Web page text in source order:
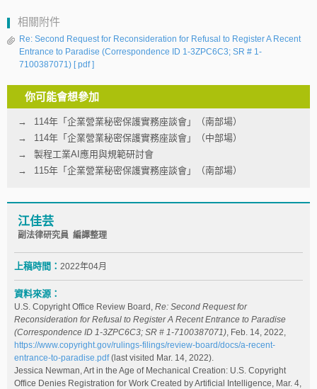
相關附件
Re: Second Request for Reconsideration for Refusal to Register A Recent
Entrance to Paradise (Correspondence ID 1-3ZPC6C3; SR # 1-
7100387071) [ pdf ]
你可能會想參加
114年「企業營業秘密保護實務座談會」（南部場）
114年「企業營業秘密保護實務座談會」（中部場）
製程工業AI應用與規範研討會
115年「企業營業秘密保護實務座談會」（南部場）
江佳芸
副法律研究員 編譯整理
上稿時間： 2022年04月
資料來源：
U.S. Copyright Office Review Board, Re: Second Request for
Reconsideration for Refusal to Register A Recent Entrance to Paradise
(Correspondence ID 1-3ZPC6C3; SR # 1-7100387071) , Feb. 14, 2022,
https://www.copyright.gov/rulings-filings/review-board/docs/a-recent-
entrance-to-paradise.pdf(last visited Mar. 14, 2022).
Jessica Newman, Art in the Age of Mechanical Creation: U.S. Copyright
Office Denies Registration for Work Created by Artificial Intelligence, Mar. 4,